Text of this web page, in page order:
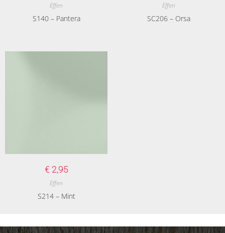
Effen
S140 – Pantera
Effen
SC206 – Orsa
€ 2,95
Effen
S214 – Mint